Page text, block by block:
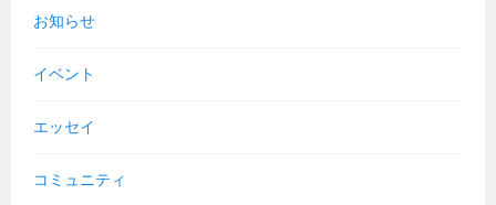
お知らせ
イベント
エッセイ
コミュニティ